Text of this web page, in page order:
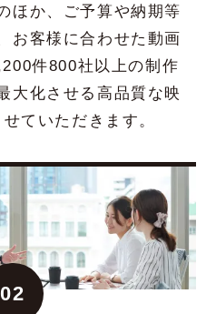
ほか、ご予算や納期等
お客様に合わせた動画
件800社以上の制作
大化させる高品質な映
ていただきます。
02